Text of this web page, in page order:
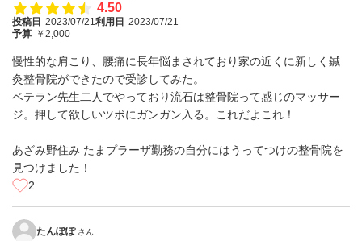
4.50
投稿日 2023/07/21利用日 2023/07/21
予算 ￥2,000
慢性的な肩こり、腰痛に長年悩まされており家の近くに新しく鍼
灸整骨院ができたので受診してみた。
ベテラン先生二人でやっており流石は整骨院って感じのマッサー
ジ。押して欲しいツボにガンガン入る。これだよこれ！
あざみ野住み たまプラーザ勤務の自分にはうってつけの整骨院を
見つけました！
2
たんぽぽ さん